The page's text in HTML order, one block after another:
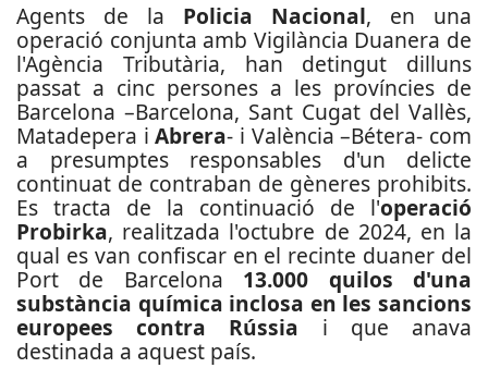
Agents de la Policia Nacional, en una
operació conjunta amb Vigilància Duanera de
l'Agència Tributària, han detingut dilluns
passat a cinc persones a les províncies de
Barcelona –Barcelona, Sant Cugat del Vallès,
Matadepera iAbrera- i València –Bétera- com
a presumptes responsables d'un delicte
continuat de contraban de gèneres prohibits.
Es tracta de la continuació de l'operació
Probirka, realitzada l'octubre de 2024, en la
qual es van confiscar en el recinte duaner del
Port de Barcelona 13.000 quilos d'una
substància química inclosa en les sancions
europees contra Rússia i que anava
destinada a aquest país.